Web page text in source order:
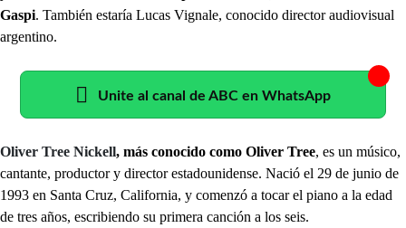
Gaspi. También estaría Lucas Vignale, conocido director audiovisual
argentino.
Unite al canal de ABC en WhatsApp
Oliver Tree Nickell, más conocido como Oliver Tree, es un músico,
cantante, productor y director estadounidense. Nació el 29 de junio de
1993 en Santa Cruz, California, y comenzó a tocar el piano a la edad
de tres años, escribiendo su primera canción a los seis.